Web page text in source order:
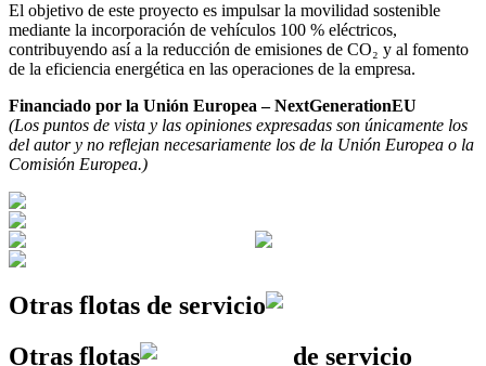
El objetivo de este proyecto es impulsar la movilidad sostenible
mediante la incorporación de vehículos 100 % eléctricos,
contribuyendo así a la reducción de emisiones de CO₂ y al fomento
de la eficiencia energética en las operaciones de la empresa.
Financiado por la Unión Europea – NextGenerationEU
(Los puntos de vista y las opiniones expresadas son únicamente los
del autor y no reflejan necesariamente los de la Unión Europea o la
Comisión Europea.)
Otras flotas de servicio
Otras flotas
de servicio